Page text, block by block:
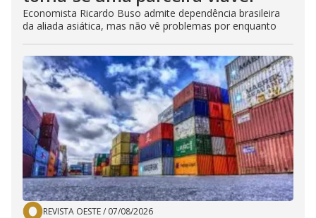
Economista Ricardo Buso admite dependência brasileira
da aliada asiática, mas não vê problemas por enquanto
REVISTA OESTE/ 07/08/2026